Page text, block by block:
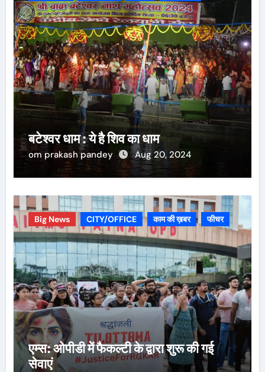
बटेश्वर धाम : ये है शिव का धाम
om prakash pandey Aug 20, 2024
Big News CITY/OFFICE काम की ख़बर फीचर
एम्स: ओपीडी में फैकल्टी के द्वारा शुरू की गई
सेवाएं